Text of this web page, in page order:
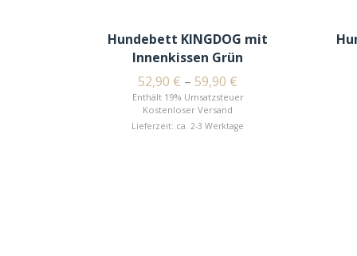
Hundebett KINGDOG mit
Innenkissen Grün
52,90 € – 59,90 €
Enthält 19% Umsatzsteuer
Kostenloser Versand
Lieferzeit: ca. 2-3 Werktage